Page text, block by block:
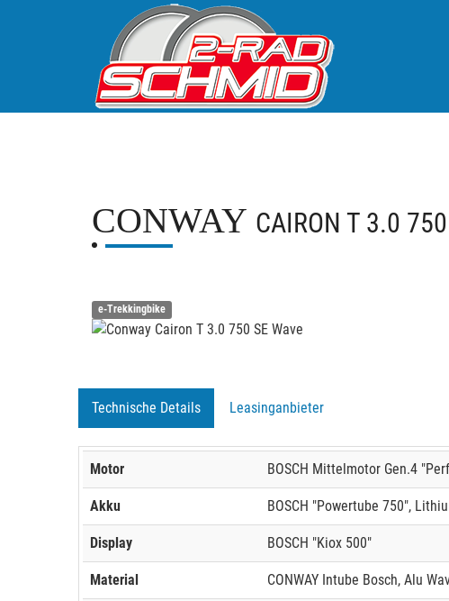
CONWAY CAIRON T 3.0
e-Trekkingbike
Technische Details Leasinganbieter
Motor BOSCH Mittelmotor Gen.4
Akku BOSCH "Powertube 750",
Display BOSCH "Kiox 500"
Material CONWAY Intube Bosch, Alu